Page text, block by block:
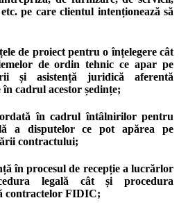
pe care clientul intenționează să
de proiect pentru o înțelegere cât
de ordin tehnic ce apar pe
și asistență juridică aferentă
cadrul acestor ședințe;
în cadrul întâlnirilor pentru
a disputelor ce pot apărea pe
contractului;
în procesul de recepție a lucrărlor
legală cât și procedura
contractelor FIDIC;